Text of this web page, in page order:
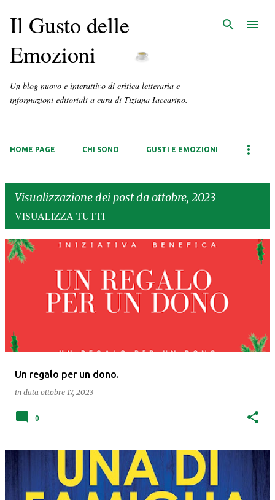
Il Gusto delle
Emozioni
Un blog nuovo e interattivo di critica letteraria e
informazioni editoriali a cura di Tiziana Iaccarino.
HOME PAGE CHI SONO GUSTI E EMOZIONI
Visualizzazione dei post da ottobre, 2023
VISUALIZZA TUTTI
P
Un regalo per un dono.
in data ottobre 17, 2023
0